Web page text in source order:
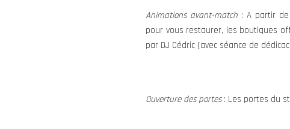
Animations avant-match: A partir de
pour vous restaurer, les boutiques
par DJ Cédric (avec séance de
Ouverture des portes: Les portes du